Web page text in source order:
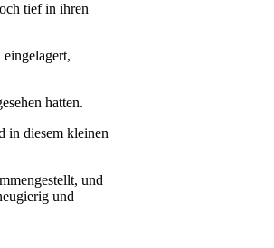
tief in ihren
hatten.
in diesem kleinen
und
und